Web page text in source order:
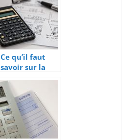
Ce qu’il faut
savoir sur la
gestion
d’entreprise